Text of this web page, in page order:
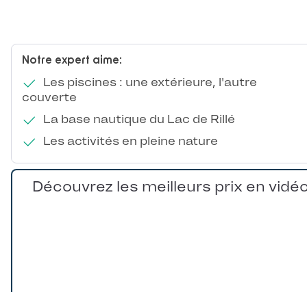
Notre expert aime:
Les piscines : une extérieure, l'autre
couverte
La base nautique du Lac de Rillé
Les activités en pleine nature
Découvrez les meilleurs prix en